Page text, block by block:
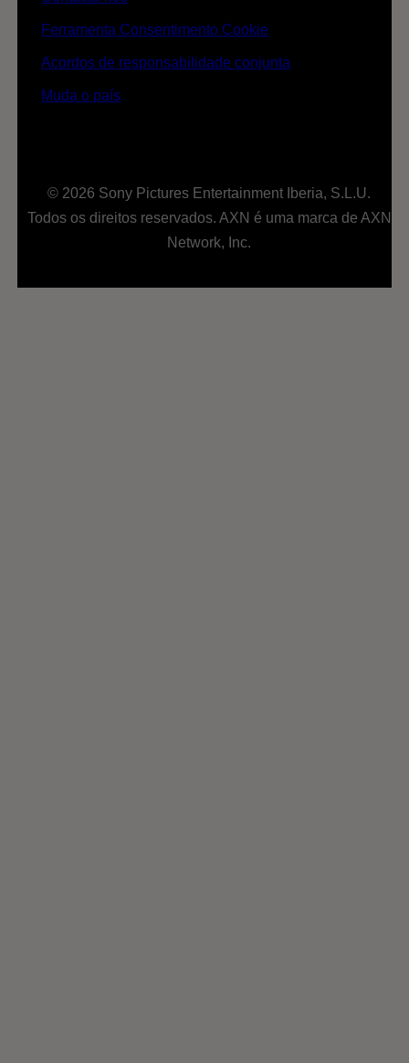
Ferramenta Consentimento Cookie
Acordos de responsabilidade conjunta
Muda o país
© 2026 Sony Pictures Entertainment Iberia, S.L.U.
Todos os direitos reservados. AXN é uma marca de AXN
Network, Inc.